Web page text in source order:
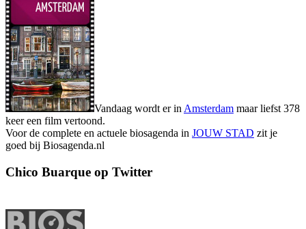
Vandaag wordt er in Amsterdam maar liefst 378
keer een film vertoond.
Voor de complete en actuele biosagenda in JOUW STAD zit je
goed bij Biosagenda.nl
Chico Buarque op Twitter